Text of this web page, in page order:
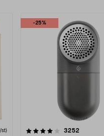
st)
-25%
3252
4.5av 5 stjärnor